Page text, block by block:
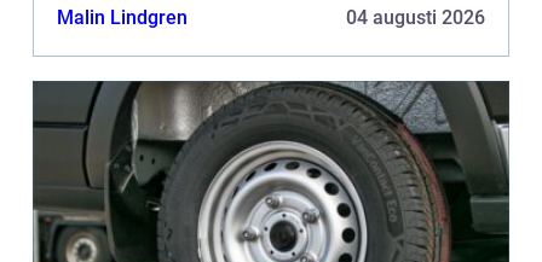
ansvar för...
Malin Lindgren 04 augusti 2026